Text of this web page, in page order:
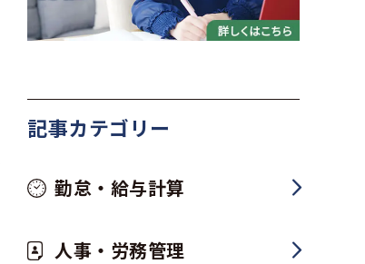
記事カテゴリー
勤怠・給与計算
人事・労務管理